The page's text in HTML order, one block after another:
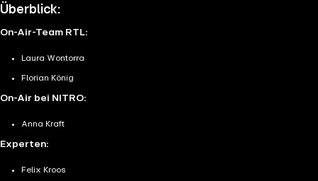
Überblick:
On-Air-Team RTL:
Laura Wontorra
Florian König
On-Air bei NITRO:
Anna Kraft
Experten:
Felix Kroos